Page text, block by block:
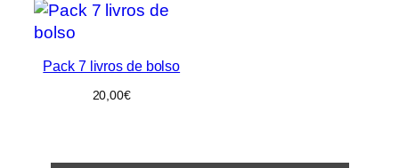
Pack 7 livros de bolso
20,00€